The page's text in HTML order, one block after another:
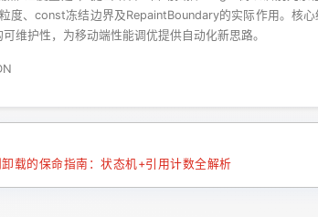
度、const冻结边界及RepaintBoundary的实际作用。核
维护性，为移动端性能调优提供自动化新思路。
载的保命指南：状态机+引用计数全解析